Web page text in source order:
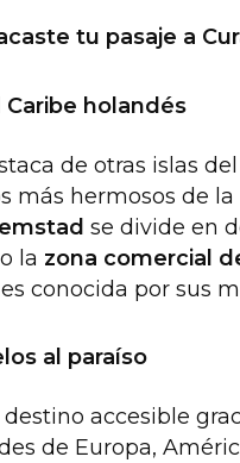
tu pasaje a
Caribe holandés
de otras islas del
más hermosos de la
se divide en
la zona comercial
conocida por sus
al paraíso
accesible
de Europa,